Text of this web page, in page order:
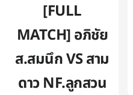
[FULL
MATCH] อภิชัย
ส.สมนึก VS สาม
ดาว NF.ลูกสวน